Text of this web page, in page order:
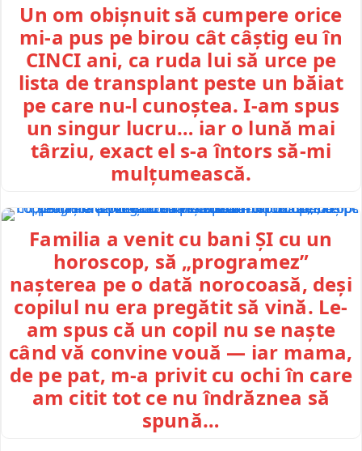
Un om obișnuit să cumpere orice
mi-a pus pe birou cât câștig eu în
CINCI ani, ca ruda lui să urce pe
lista de transplant peste un băiat
pe care nu-l cunoștea. I-am spus
un singur lucru… iar o lună mai
târziu, exact el s-a întors să-mi
mulțumească.
Familia a venit cu bani ȘI cu un
horoscop, să „programez”
nașterea pe o dată norocoasă, deși
copilul nu era pregătit să vină. Le-
am spus că un copil nu se naște
când vă convine vouă — iar mama,
de pe pat, m-a privit cu ochi în care
am citit tot ce nu îndrăznea să
spună…